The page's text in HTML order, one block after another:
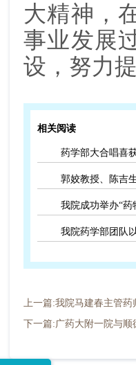
大精神，
事业发展
设，努力
相关阅读
药学部大合唱喜
郭姣教授、陈吉
我院成功举办“药
我院药学部团队
上一篇:我院马建春主管药
下一篇:广药大附一院与